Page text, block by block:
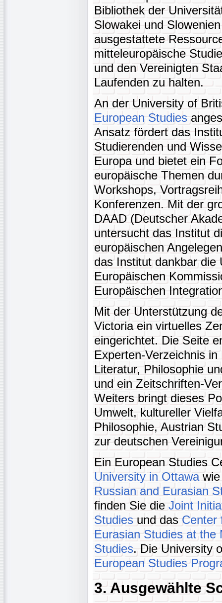
Bibliothek der
Slowakei und
ausgestattete
mitteleuropäische
und den Vereinigten
Laufenden zu halten.
An der University of
European Studies
Ansatz fördert das
Studierenden und
Europa und bietet ein
europäische Themen
Workshops,
Konferenzen. Mit der
DAAD (Deutscher
untersucht das Institut
europäischen
das Institut dankbar die
Europäischen
Europäischen
Mit der Unterstützung
Victoria ein virtuelles
eingerichtet. Die Seite
Experten-Verzeichnis
Literatur, Philosophie
und ein Zeitschriften-
Weiters bringt dieses
Umwelt, kultureller
Philosophie, Austrian
zur deutschen
Ein European Studies
University in Ottawawie
Russian and Eurasian
finden Sie die Joint
Studies und das Center
Eurasian Studies at the
Studies. Die University
European Studies
3. Ausgewählte